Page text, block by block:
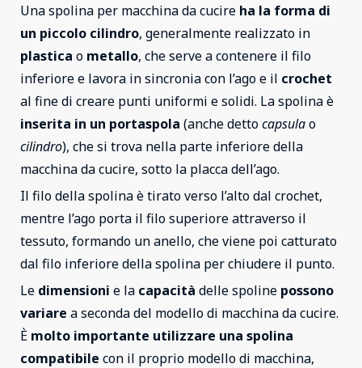
Una spolina per macchina da cucire ha la forma di
un piccolo cilindro, generalmente realizzato in
plastica o metallo, che serve a contenere il filo
inferiore e lavora in sincronia con l’ago e il crochet
al fine di creare punti uniformi e solidi. La spolina è
inserita in un portaspola (anche dettocapsulao
cilindro), che si trova nella parte inferiore della
macchina da cucire, sotto la placca dell’ago.
Il filo della spolina è tirato verso l’alto dal crochet,
mentre l’ago porta il filo superiore attraverso il
tessuto, formando un anello, che viene poi catturato
dal filo inferiore della spolina per chiudere il punto.
Le dimensioni e la capacità delle spoline possono
variare a seconda del modello di macchina da cucire.
È molto importante utilizzare una spolina
compatibile con il proprio modello di macchina,